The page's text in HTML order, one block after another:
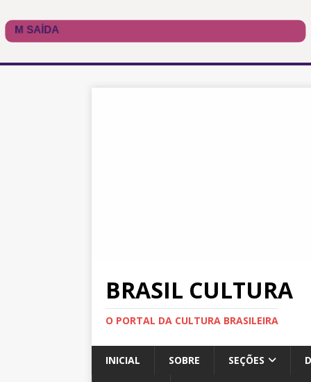
BRASIL CULTURA
O PORTAL DA CULTURA BRASILEIRA
INICIAL SOBRE SEÇÕES